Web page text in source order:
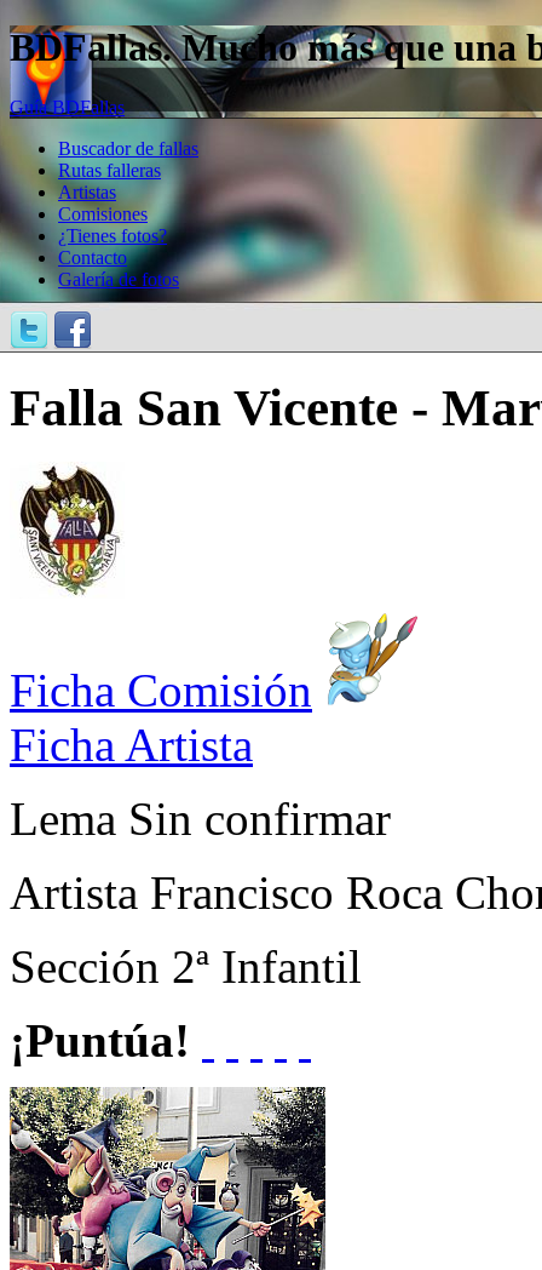
BDFallas. Mucho más que una
Guía BDFallas
Buscador de fallas
Rutas falleras
Artistas
Comisiones
¿Tienes fotos?
Contacto
Galería de fotos
Falla San Vicente -
Ficha Comisión
Ficha Artista
Lema Sin confirmar
Artista Francisco Roca
Sección 2ª Infantil
¡Puntúa!